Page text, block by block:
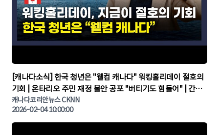
▶
[캐나다소식] 한국 청년은 "웰컴 캐나다" 워킹홀리데이 절호의
기회 | 온타리오 주민 재정 불안 공포 "버티기도 힘들어" | 간추
린 캐나다뉴스 | CKNNEWS, 캐나다코리안뉴스
캐나다코리안뉴스 CKNN
2026-02-04 10:00:00